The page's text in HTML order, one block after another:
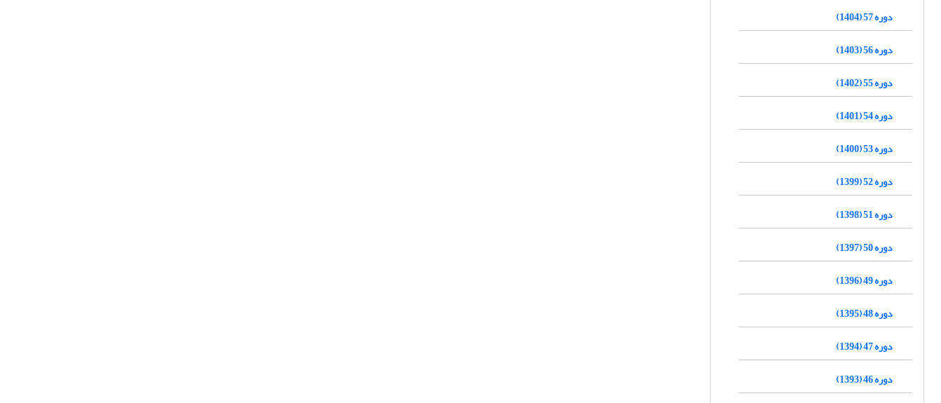
دوره 57 (1404)
دوره 56 (1403)
دوره 55 (1402)
دوره 54 (1401)
دوره 53 (1400)
دوره 52 (1399)
دوره 51 (1398)
دوره 50 (1397)
دوره 49 (1396)
دوره 48 (1395)
دوره 47 (1394)
دوره 46 (1393)